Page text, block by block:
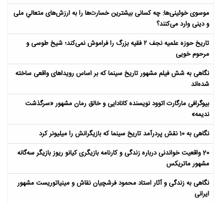
موسوی خوئینی‌ها: چه کسانی بیشترین خسارت‌ها را به ارزش‌های متعالیِ ملی
و دینی وارد می‌کنند؟
تاریخ حوزه علمیه نجف ۲ فقیه بزرگ را فراموش نمی‌کند؛ شیخ طوسی و
مرحوم خویی
نگاهی به شش فیلم مشهور تاریخ سینما که بر اساس رویداهای واقعی ساخته
شده‌اند
بیوگرافی مارگارت اتوود نویسنده کانادایی و خالق رمان مشهور «سرگذشت
ندیمه»
نگاهی به 10 نقش پردرآمد تاریخ سینما که بازیگرانش را میلیونر کرد
20 واقعیت خواندنی درباره زندگی و کارنامه بازیگری کیانو ریوز بازیگر سه‌گانه
مشهور ماتریکس
نگاهی به زندگی و آثار استاد محمود فرشچیان نقاش و مینیاتوریست مشهور
ایرانی